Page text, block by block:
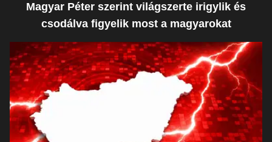
Magyar Péter szerint világszerte irigylik és
csodálva figyelik most a magyarokat